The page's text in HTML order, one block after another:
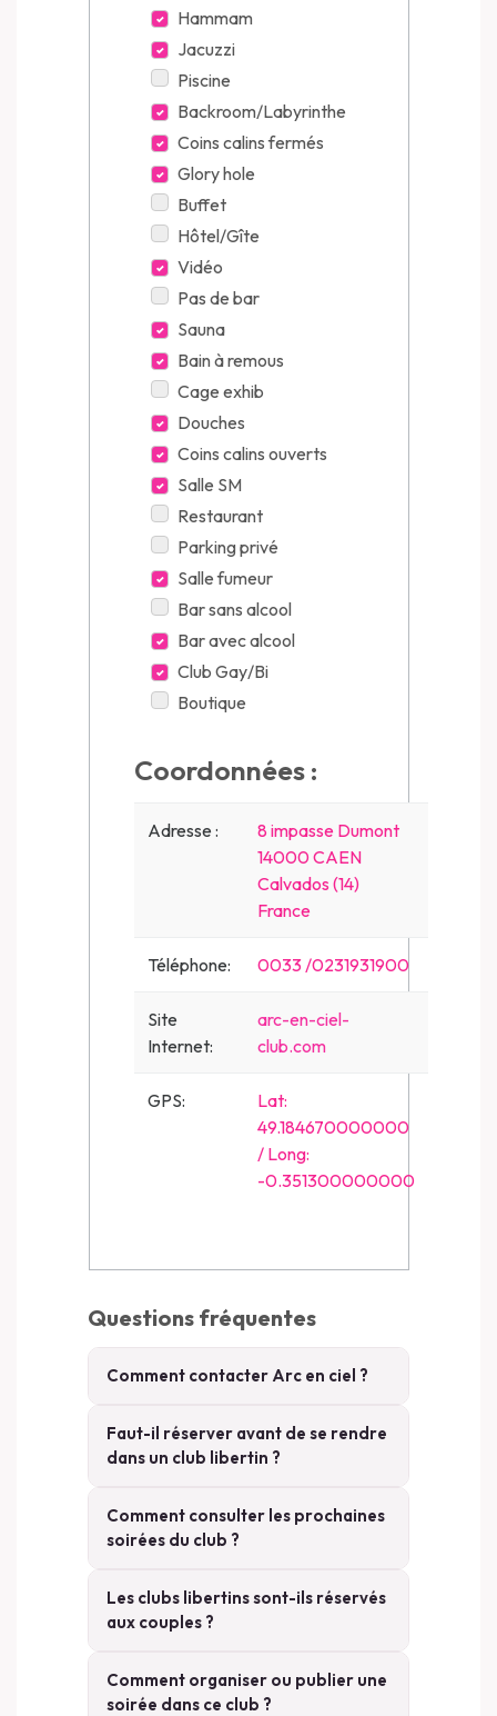
Hammam
Jacuzzi
Piscine
Backroom/Labyrinthe
Coins calins fermés
Glory hole
Buffet
Hôtel/Gîte
Vidéo
Pas de bar
Sauna
Bain à remous
Cage exhib
Douches
Coins calins ouverts
Salle SM
Restaurant
Parking privé
Salle fumeur
Bar sans alcool
Bar avec alcool
Club Gay/Bi
Boutique
Coordonnées :
Adresse :
8 impasse Dumont
14000 CAEN
Calvados (14)
France
Téléphone: 0033 /0231931900
Site
Internet:
arc-en-ciel-
club.com
GPS:
Lat:
49.184670000000
/ Long:
-0.351300000000
Questions fréquentes
Comment contacter Arc en ciel ?
Faut-il réserver avant de se rendre
dans un club libertin ?
Comment consulter les prochaines
soirées du club ?
Les clubs libertins sont-ils réservés
aux couples ?
Comment organiser ou publier une
soirée dans ce club ?